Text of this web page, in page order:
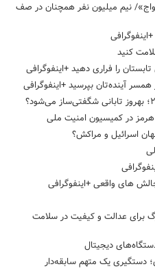
ازدواج»/ نیم میلیون نفر همچنان در صف
کنید
را فراری دهید +اینفوگرافی
هرمز در کمیسیون امنیت ملی
اسرائیل و مراکش؟
های واقعی +اینفوگرافی
برای عدالت و کیفیت در سلامت
دیجیتال
یک متهم سابقه‌دار